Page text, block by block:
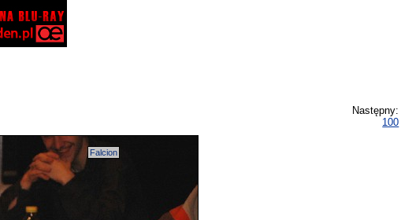
Następny:
100
Falcion